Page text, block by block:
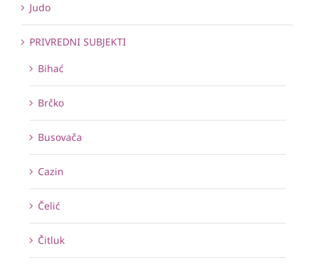
Judo
PRIVREDNI SUBJEKTI
Bihać
Brčko
Busovača
Cazin
Čelić
Čitluk